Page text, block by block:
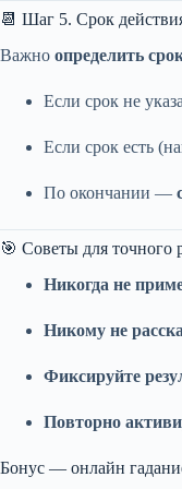
📆 Шаг 5. Срок
Важно определить
Если срок не
Если срок есть
По окончании —
🎯 Советы для точного
Никогда не
Никому не
Фиксируйте
Повторно
Бонус — онлайн